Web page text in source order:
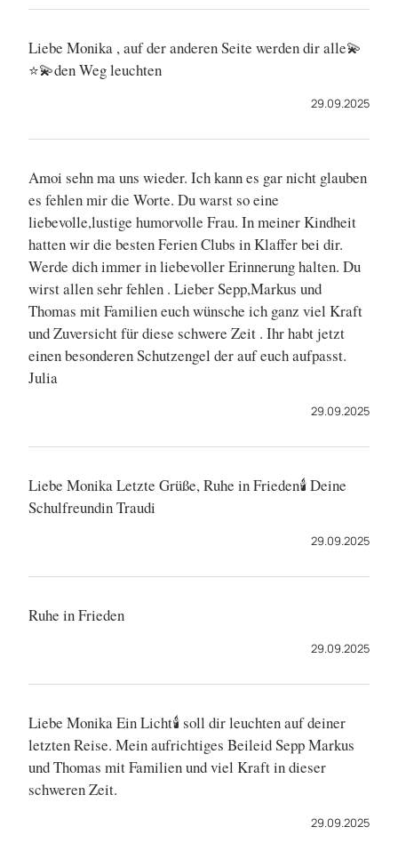
Liebe Monika , auf der anderen Seite werden dir alle💫
⭐💫den Weg leuchten
29.09.2025
Amoi sehn ma uns wieder. Ich kann es gar nicht glauben
es fehlen mir die Worte. Du warst so eine
liebevolle,lustige humorvolle Frau. In meiner Kindheit
hatten wir die besten Ferien Clubs in Klaffer bei dir.
Werde dich immer in liebevoller Erinnerung halten. Du
wirst allen sehr fehlen . Lieber Sepp,Markus und
Thomas mit Familien euch wünsche ich ganz viel Kraft
und Zuversicht für diese schwere Zeit . Ihr habt jetzt
einen besonderen Schutzengel der auf euch aufpasst.
Julia
29.09.2025
Liebe Monika Letzte Grüße, Ruhe in Frieden🕯 Deine
Schulfreundin Traudi
29.09.2025
Ruhe in Frieden
29.09.2025
Liebe Monika Ein Licht🕯 soll dir leuchten auf deiner
letzten Reise. Mein aufrichtiges Beileid Sepp Markus
und Thomas mit Familien und viel Kraft in dieser
schweren Zeit.
29.09.2025